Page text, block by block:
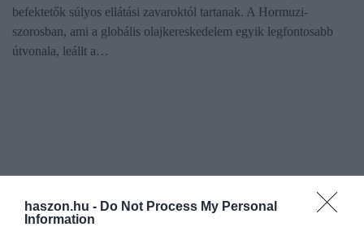
haszon.hu - Do Not Process My Personal
Information
befektetők súlyos ellátási zavaroktól tartanak. A Hormuzi-
szorosban, ami a globális olajkereskedelem egyik legfontosabb
útvonala, leállt a…